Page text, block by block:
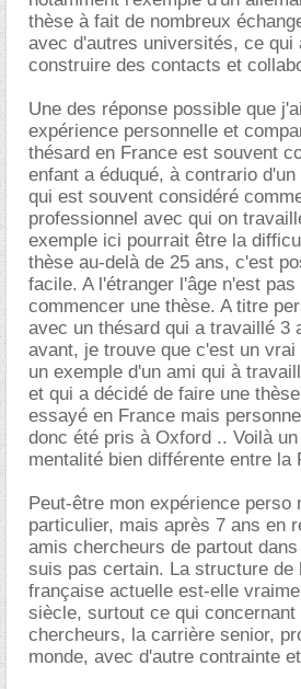
thèse à fait de nombreux
avec d'autres universités, ce qui
construire des contacts et
Une des réponse possible que
expérience personnelle et
thésard en France est souvent
enfant a éduqué, à contrario
qui est souvent considéré
professionnel avec qui on
exemple ici pourrait être la
thèse au-delà de 25 ans, c'est
facile. A l'étranger l'âge n'est
commencer une thèse. A titre
avec un thésard qui a travaillé 3
avant, je trouve que c'est un
un exemple d'un ami qui à
et qui a décidé de faire une
essayé en France mais
donc été pris à Oxford .. Voilà
mentalité bien différente entre la
Peut-être mon expérience perso
particulier, mais après 7 ans en
amis chercheurs de partout
suis pas certain. La structure de
française actuelle est-elle
siècle, surtout ce qui concernant
chercheurs, la carrière senior,
monde, avec d'autre contrainte